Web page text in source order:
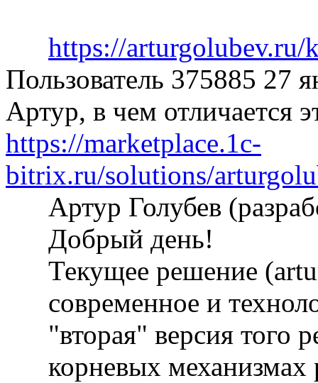
https://arturgolubev.ru/
Пользователь 375885 27
Артур, в чем отличается
https://marketplace.1c-
bitrix.ru/solutions/
Артур Голубев
Добрый день!
Текущее решение
современное и
"вторая" версия
корневых